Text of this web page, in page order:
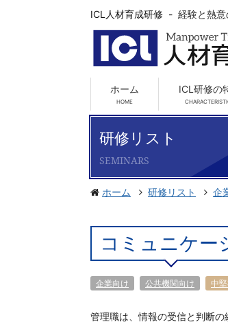
コンテンツへ
ホームへ
ICL人材育成研修 経験と熱
M
u
ホーム ICL研修の
研修リスト
SEMINARS
ホーム 研修リスト 企
コミュニケー
企業向け 公共機関向け 中
管理職は、情報の受信と判断